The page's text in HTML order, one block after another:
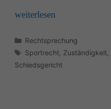
weit­er­lesen
Kategorien
Rechtsprechung
Schlagwörter
Sportrecht Zuständigkeit
Schiedsgericht